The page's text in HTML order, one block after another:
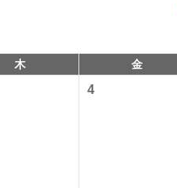
木 金
4